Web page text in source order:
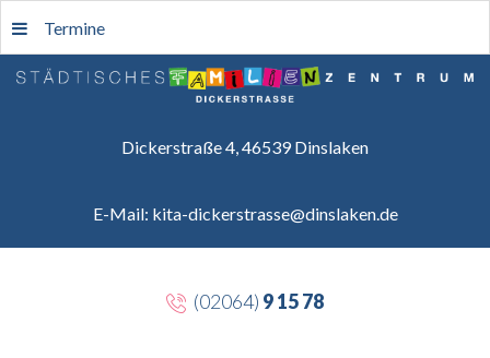
Dickerstraße 4, 46539 Dinslaken
E-Mail: kita-dickerstrasse@dinslaken.de
Termine
(02064) 9 15 78